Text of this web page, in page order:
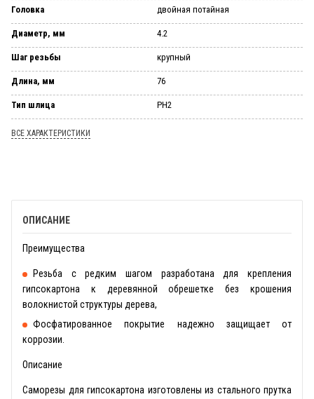
Головка двойная потайная
Диаметр, мм 4.2
Шаг резьбы крупный
Длина, мм 76
Тип шлица PH2
ВСЕ ХАРАКТЕРИСТИКИ
ОПИСАНИЕ
Преимущества
Резьба с редким шагом разработана для крепления
гипсокартона к деревянной обрешетке без крошения
волокнистой структуры дерева,
Фосфатированное покрытие надежно защищает от
коррозии.
Описание
Саморезы для гипсокартона изготовлены из стального прутка